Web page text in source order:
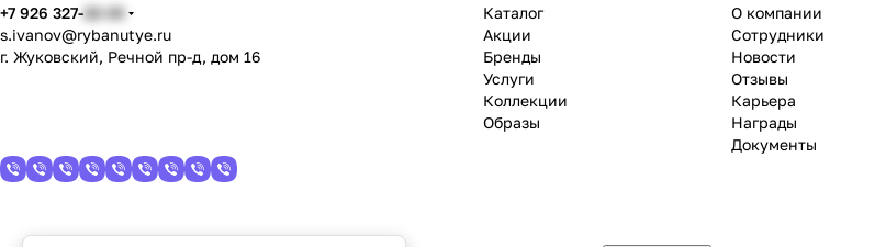
+7 926 327-22-33
s.ivanov@rybanutye.ru
г. Жуковский, Речной пр-д, дом 16
Каталог
Акции
Бренды
Услуги
Коллекции
Образы
О компании
Сотрудники
Новости
Отзывы
Карьера
Награды
Документы